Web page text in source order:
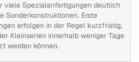
viele Spezialanfertigungen deutlich
Sonderkonstruktionen. Erste
erfolgen in der Regel kurzfristig,
Kleinserien innerhalb weniger Tage
werden können.